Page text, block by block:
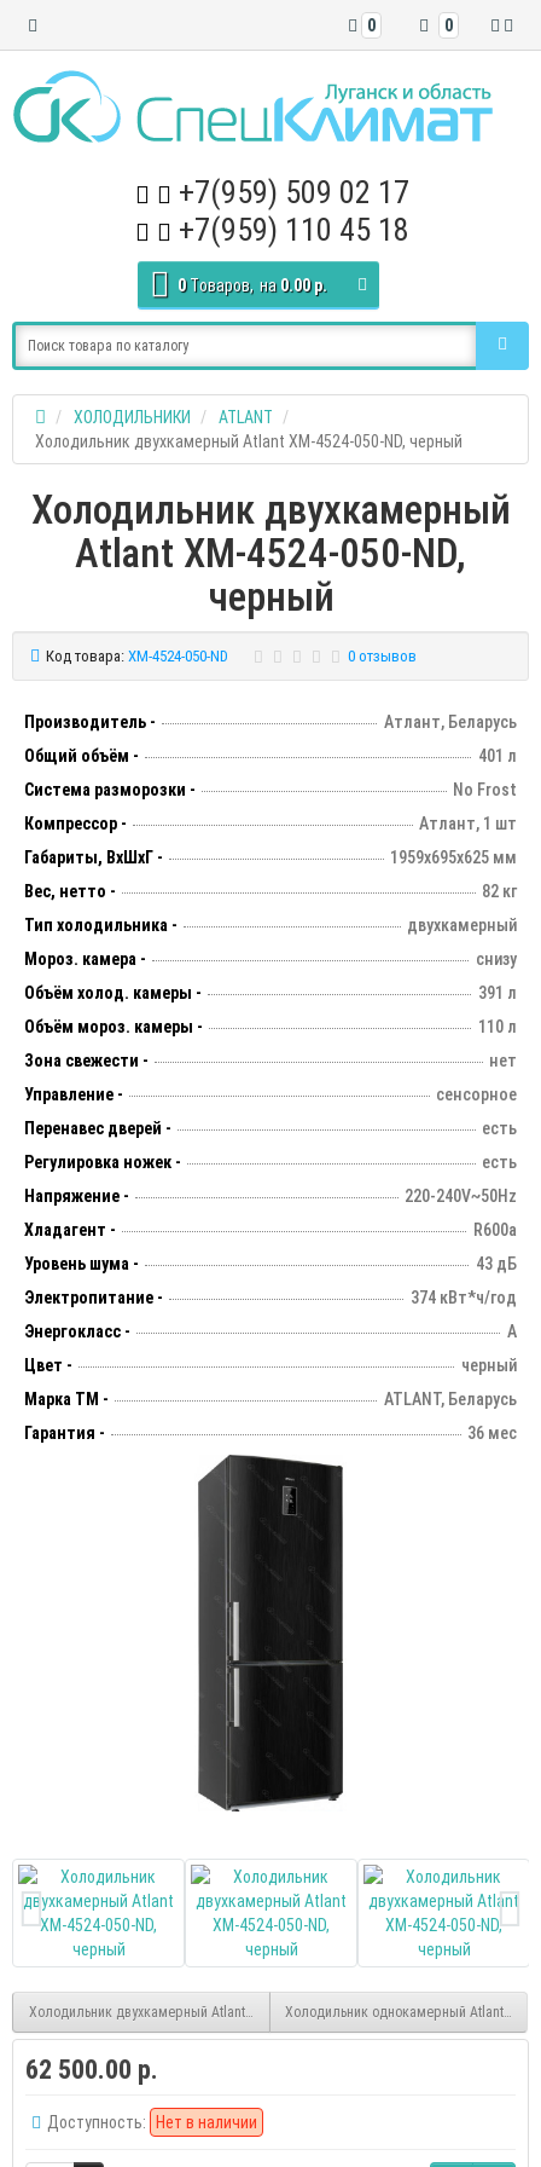
0
0
+7(959) 509 02 17
+7(959) 110 45 18
0 Tоваров, на 0.00 р.
ХОЛОДИЛЬНИКИ
ATLANT
Холодильник двухкамерный Atlant XM-4524-050-ND, черный
Холодильник двухкамерный
Atlant XM-4524-050-ND,
черный
Код товара: XM-4524-050-ND 0 отзывов
Производитель -
Атлант, Беларусь
Общий объём -
401 л
Система разморозки -
No Frost
Компрессор -
Атлант, 1 шт
Габариты, ВхШхГ -
1959х695х625 мм
Вес, нетто -
82 кг
Тип холодильника -
двухкамерный
Мороз. камера -
снизу
Объём холод. камеры -
391 л
Объём мороз. камеры -
110 л
Зона свежести -
нет
Управление -
сенсорное
Перенавес дверей -
есть
Регулировка ножек -
есть
Напряжение -
220-240V~50Hz
Хладагент -
R600a
Уровень шума -
43 дБ
Электропитание -
374 кВт*ч/год
Энергокласс -
А
Цвет -
черный
Марка ТМ -
ATLANT, Беларусь
Гарантия -
36 мес
Холодильник двухкамерный Atlant XM-4524-040-ND, нерж. сталь
Холодильник однокамерный Atlant Х-
62 500.00 р.
Доступность: Нет в наличии